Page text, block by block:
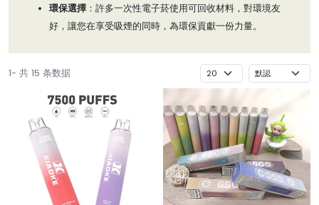
環保選擇 ：許多一次性電子菸使用可回收材料，對環境友
好，讓您在享受吸煙的同時，為環保貢獻一份力量。
1- 共 15 条数据